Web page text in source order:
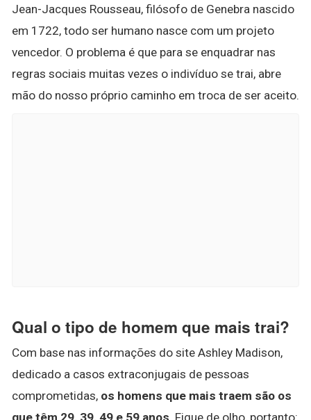
Jean-Jacques Rousseau, filósofo de Genebra nascido
em 1722, todo ser humano nasce com um projeto
vencedor. O problema é que para se enquadrar nas
regras sociais muitas vezes o indivíduo se trai, abre
mão do nosso próprio caminho em troca de ser aceito.
Qual o tipo de homem que mais trai?
Com base nas informações do site Ashley Madison,
dedicado a casos extraconjugais de pessoas
comprometidas, os homens que mais traem são os
que têm 29, 39, 49 e 59 anos. Fique de olho, portanto: